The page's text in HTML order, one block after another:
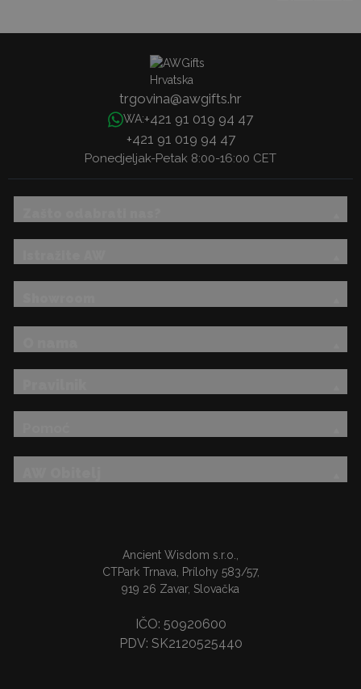
trgovina@awgifts.hr
WA:+421 91 019 94 47
+421 91 019 94 47
Ponedjeljak-Petak 8:00-16:00 CET
Ancient Wisdom s.r.o.,
CTPark Trnava, Prílohy 583/57,
919 26 Zavar, Slovačka
IČO: 50920600
PDV: SK2120525440